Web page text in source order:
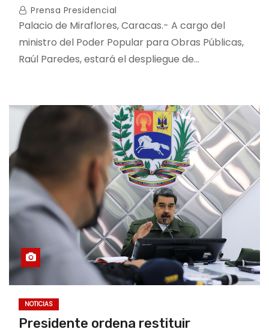
Prensa Presidencial
Palacio de Miraflores, Caracas.- A cargo del
ministro del Poder Popular para Obras Públicas,
Raúl Paredes, estará el despliegue de…
NOTICIAS
Presidente ordena restituir